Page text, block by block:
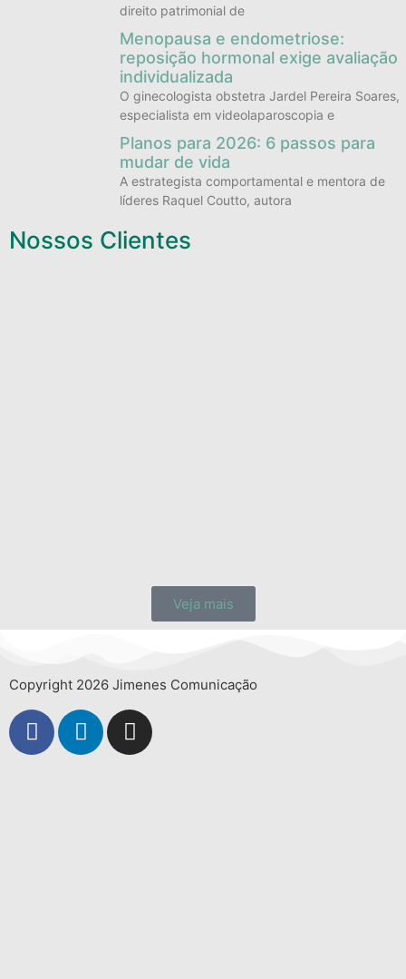
direito patrimonial de
Menopausa e endometriose:
reposição hormonal exige avaliação
individualizada
O ginecologista obstetra Jardel Pereira Soares,
especialista em videolaparoscopia e
Planos para 2026: 6 passos para
mudar de vida
A estrategista comportamental e mentora de
líderes Raquel Coutto, autora
Nossos Clientes
Veja mais
Copyright 2026 Jimenes Comunicação